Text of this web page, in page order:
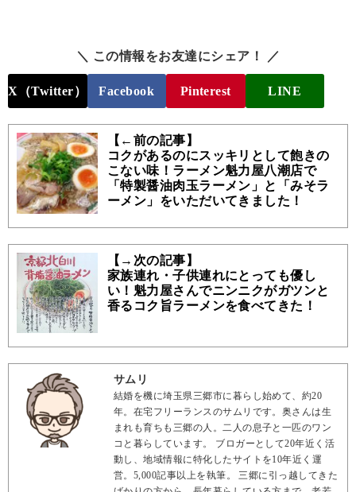
＼ この情報をお友達にシェア！ ／
X（Twitter） Facebook Pinterest LINE
【←前の記事】
コクがあるのにスッキリとして飽きの
こない味！ラーメン魁力屋八潮店で
「特製醤油肉玉ラーメン」と「みそラ
ーメン」をいただいてきました！
【→次の記事】
家族連れ・子供連れにとっても優し
い！魁力屋さんでニンニクがガツンと
香るコク旨ラーメンを食べてきた！
サムリ
結婚を機に埼玉県三郷市に暮らし始めて、約20
年。在宅フリーランスのサムリです。奥さんは生
まれも育ちも三郷の人。二人の息子と一匹のワン
コと暮らしています。 ブロガーとして20年近く活
動し、地域情報に特化したサイトを10年近く運
営。5,000記事以上を執筆。 三郷に引っ越してきた